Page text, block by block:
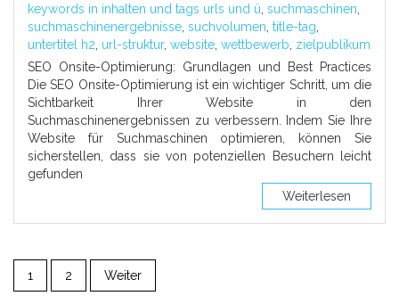
keywords in inhalten und tags urls und ü, suchmaschinen,
suchmaschinenergebnisse, suchvolumen, title-tag,
untertitel h2, url-struktur, website, wettbewerb, zielpublikum
SEO Onsite-Optimierung: Grundlagen und Best Practices
Die SEO Onsite-Optimierung ist ein wichtiger Schritt, um die
Sichtbarkeit Ihrer Website in den
Suchmaschinenergebnissen zu verbessern. Indem Sie Ihre
Website für Suchmaschinen optimieren, können Sie
sicherstellen, dass sie von potenziellen Besuchern leicht
gefunden
Weiterlesen
1 2 Weiter